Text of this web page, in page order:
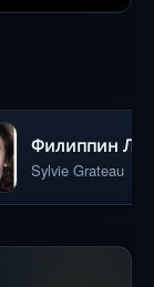
Sylvie Grateau